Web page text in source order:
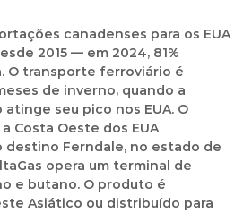
canadenses para os EUA
2015 — em 2024, 81%
O transporte ferroviário é
de inverno, quando a
seu pico nos EUA. O
Costa Oeste dos EUA
destino Ferndale, no estado de
opera um terminal de
e butano. O produto é
Asiático ou distribuído para